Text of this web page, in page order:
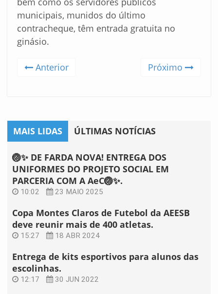
municipais, munidos do último
contracheque, têm entrada gratuita no
ginásio.
Anterior Próximo
MAIS LIDAS ÚLTIMAS NOTÍCIAS
🏐✨ DE FARDA NOVA! ENTREGA DOS
UNIFORMES DO PROJETO SOCIAL EM
PARCERIA COM A AeC🏐✨.
10:02 23 MAIO 2025
Copa Montes Claros de Futebol da AEESB
deve reunir mais de 400 atletas.
15:27 18 ABR 2024
Entrega de kits esportivos para alunos das
escolinhas.
12:17 30 JUN 2022